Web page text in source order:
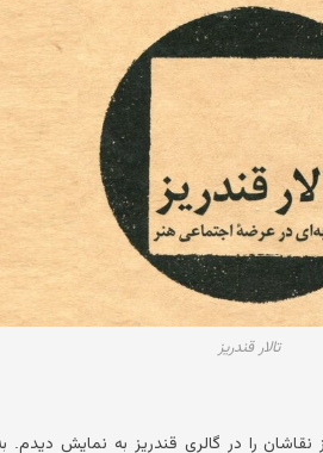
تالار قندریز
نقاشان را در گالری قندریز به نمایش دیدم.